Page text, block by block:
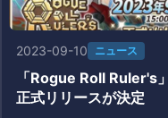
2023-09-10 ニュース
「Rogue Roll Ruler's
正式リリースが決定